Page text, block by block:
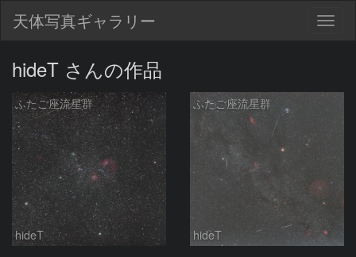
天体写真ギャラリー
hideT さんの作品
ふたご座流星群
hideT
ふたご座流星群
hideT